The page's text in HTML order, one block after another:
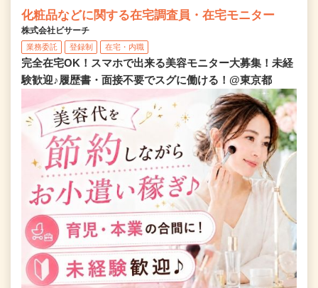
化粧品などに関する在宅調査員・在宅モニター
株式会社ビサーチ
業務委託 登録制 在宅・内職
完全在宅OK！スマホで出来る美容モニター大募集！未経
験歓迎♪履歴書・面接不要でスグに働ける！@東京都